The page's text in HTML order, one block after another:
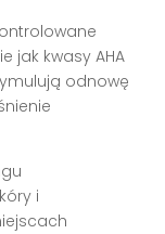
jak kwasy AHA
odnowę
i